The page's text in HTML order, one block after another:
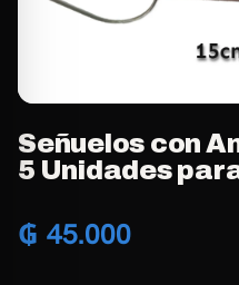
Señuelos con
5 Unidades
₲ 45.000